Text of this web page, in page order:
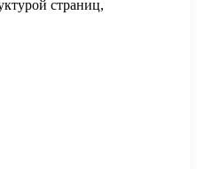
страниц,